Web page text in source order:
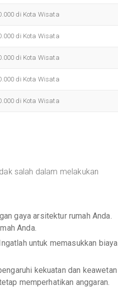
di Kota Wisata
di Kota Wisata
di Kota Wisata
di Kota Wisata
di Kota Wisata
salah dalam melakukan
gaya arsitektur rumah Anda.
Anda.
untuk memasukkan biaya
kekuatan dan keawetan
memperhatikan anggaran.